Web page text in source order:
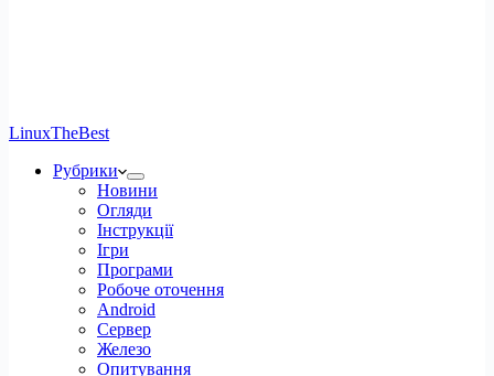
LinuxTheBest
Рубрики
Новини
Огляди
Інструкції
Ігри
Програми
Робоче оточення
Android
Сервер
Железо
Опитування